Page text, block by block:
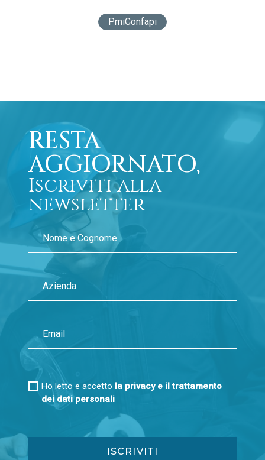
PmiConfapi
RESTA
AGGIORNATO,
Iscriviti alla
newsletter
Ho letto e accetto la privacy e il trattamento
dei dati personali